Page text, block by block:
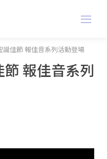
誕佳節 報佳音系列活動登場
報佳音系列